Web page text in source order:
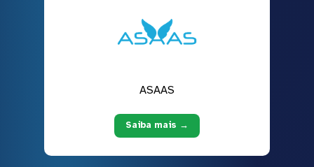
ASAAS
Saiba mais →